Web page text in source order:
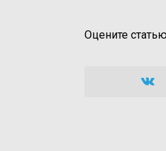
Оцените